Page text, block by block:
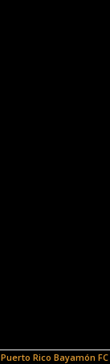
Puerto Rico Bayamón FC